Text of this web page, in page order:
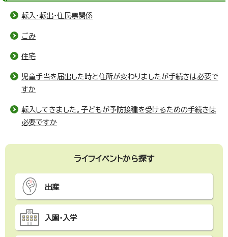
転入・転出・住民票関係
ごみ
住宅
児童手当を届出した時と住所が変わりましたが手続きは必要で
すか
転入してきました。子どもが予防接種を受けるための手続きは
必要ですか
ライフイベントから探す
出産
入園・入学